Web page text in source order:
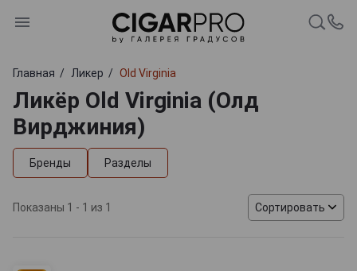
Главная Ликер Old Virginia
Ликёр Old Virginia (Олд
Вирджиния)
Бренды Разделы
Показаны 1 - 1 из 1 Сортировать